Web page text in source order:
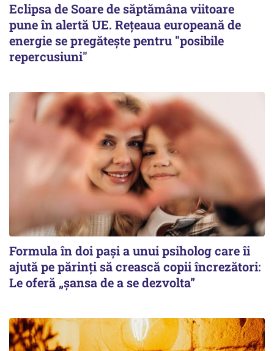
Eclipsa de Soare de săptămâna viitoare
pune în alertă UE. Rețeaua europeană de
energie se pregătește pentru "posibile
repercusiuni"
Formula în doi pași a unui psiholog care îi
ajută pe părinți să crească copii încrezători:
Le oferă „șansa de a se dezvolta”